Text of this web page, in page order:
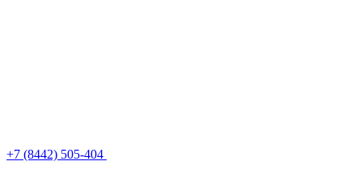
+7 (8442) 505-404